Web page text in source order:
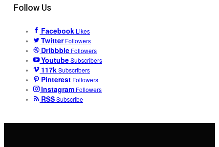
Follow Us
Facebook Likes
Twitter Followers
Dribbble Followers
YoutubeSubscribers
117kSubscribers
Pinterest Followers
Instagram Followers
RSSSubscribe